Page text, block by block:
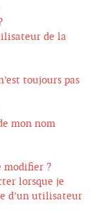
de la
toujours pas
mon nom
modifier ?
lorsque je
d’un utilisateur